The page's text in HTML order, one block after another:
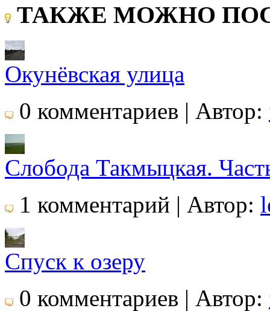
ТАКЖЕ МОЖНО
Окунёвская улица
0 комментариев | Автор:
Слобода Такмыцкая.
1 комментарий | Автор:
Спуск к озеру
0 комментариев | Автор: